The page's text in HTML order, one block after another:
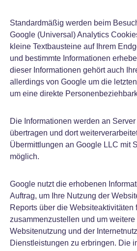
Standardmäßig werden beim
Google (Universal) Analytics
kleine Textbausteine auf Ihrem
und bestimmte Informationen
dieser Informationen gehört auch
allerdings von Google um die
um eine direkte
Die Informationen werden an
übertragen und dort
Übermittlungen an Google LLC mit
möglich.
Google nutzt die erhobenen
Auftrag, um Ihre Nutzung der
Reports über die Websiteaktivitäten
zusammenzustellen und um weitere
Websitenutzung und der
Dienstleistungen zu erbringen. Die